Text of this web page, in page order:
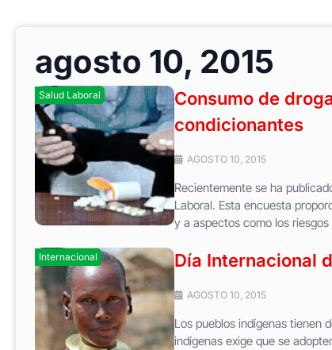
agosto 10, 2015
Salud Laboral
Consumo de
condicionantes
AGOSTO 10, 2015
Recientemente se ha
Laboral. Esta encuesta
y a aspectos como los
Internacional Día Internacional
AGOSTO 10, 2015
Los pueblos indígenas tienen
indígenas exige que se